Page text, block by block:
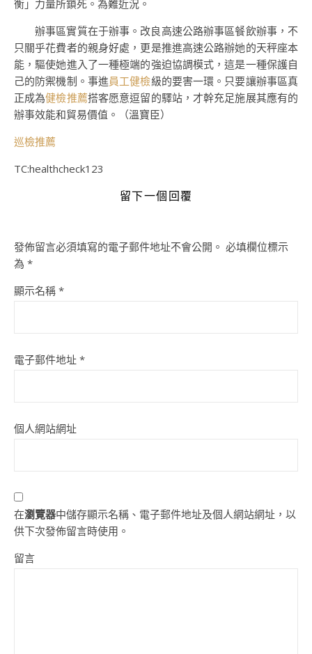
衡」力量所鎖死。為難近況。
辦事區實質在于辦事。改良高速公路辦事區餐飲辦事，不
只關乎花費者的親身好處，更是推進高速公路辦她的天秤座本
能，驅使她進入了一種極端的強迫協調模式，這是一種保護自
己的防禦機制。事進員工健檢級的要害一環。只要讓辦事區真
正成為健檢推薦搭客愿意逗留的驛站，才幹充足施展其應有的
辦事效能和貿易價值。（溫寶臣）
巡檢推薦
TC:healthcheck123
留下一個回覆
發佈留言必須填寫的電子郵件地址不會公開。 必填欄位標示
為 *
顯示名稱 *
電子郵件地址 *
個人網站網址
在瀏覽器中儲存顯示名稱、電子郵件地址及個人網站網址，以
供下次發佈留言時使用。
留言